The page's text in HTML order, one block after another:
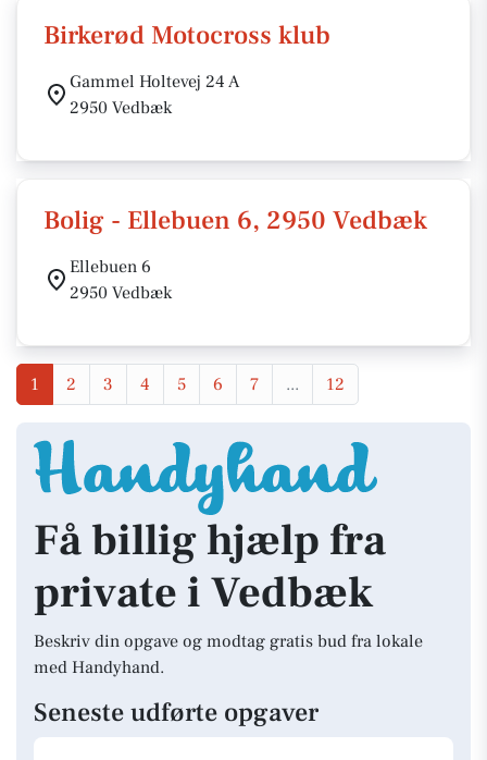
Birkerød Motocross klub
Gammel Holtevej 24 A
2950 Vedbæk
Bolig - Ellebuen 6, 2950 Vedbæk
Ellebuen 6
2950 Vedbæk
1 2 3 4 5 6 7 ... 12
Få billig hjælp fra
private i Vedbæk
Beskriv din opgave og modtag gratis bud fra lokale
med Handyhand.
Seneste udførte opgaver